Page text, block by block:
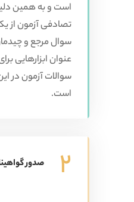
است و به همین
تصادفی آزمون از
سوال مرجع و
عنوان ابزارهایی
سوالات آزمون در
است.
2 صدور